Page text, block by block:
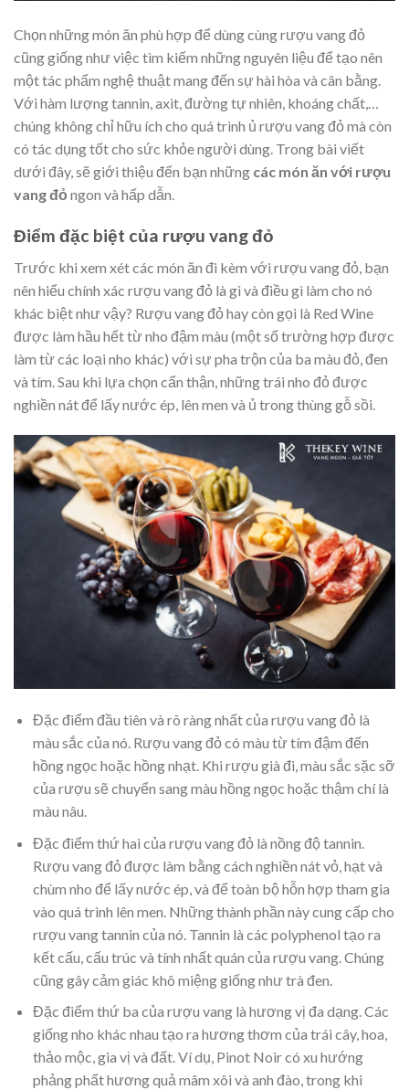
Chọn những món ăn phù hợp để dùng cùng rượu vang đỏ
cũng giống như việc tìm kiếm những nguyên liệu để tạo nên
một tác phẩm nghệ thuật mang đến sự hài hòa và cân bằng.
Với hàm lượng tannin, axit, đường tự nhiên, khoáng chất,…
chúng không chỉ hữu ích cho quá trình ủ rượu vang đỏ mà còn
có tác dụng tốt cho sức khỏe người dùng. Trong bài viết
dưới đây, sẽ giới thiệu đến bạn những các món ăn với rượu
vang đỏ ngon và hấp dẫn.
Điểm đặc biệt của rượu vang đỏ
Trước khi xem xét các món ăn đi kèm với rượu vang đỏ, bạn
nên hiểu chính xác rượu vang đỏ là gì và điều gì làm cho nó
khác biệt như vậy? Rượu vang đỏ hay còn gọi là Red Wine
được làm hầu hết từ nho đậm màu (một số trường hợp được
làm từ các loại nho khác) với sự pha trộn của ba màu đỏ, đen
và tím. Sau khi lựa chọn cẩn thận, những trái nho đỏ được
nghiền nát để lấy nước ép, lên men và ủ trong thùng gỗ sồi.
Đặc điểm đầu tiên và rõ ràng nhất của rượu vang đỏ là
màu sắc của nó. Rượu vang đỏ có màu từ tím đậm đến
hồng ngọc hoặc hồng nhạt. Khi rượu già đi, màu sắc sặc sỡ
của rượu sẽ chuyển sang màu hồng ngọc hoặc thậm chí là
màu nâu.
Đặc điểm thứ hai của rượu vang đỏ là nồng độ tannin.
Rượu vang đỏ được làm bằng cách nghiền nát vỏ, hạt và
chùm nho để lấy nước ép, và để toàn bộ hỗn hợp tham gia
vào quá trình lên men. Những thành phần này cung cấp cho
rượu vang tannin của nó. Tannin là các polyphenol tạo ra
kết cấu, cấu trúc và tính nhất quán của rượu vang. Chúng
cũng gây cảm giác khô miệng giống như trà đen.
Đặc điểm thứ ba của rượu vang là hương vị đa dạng. Các
giống nho khác nhau tạo ra hương thơm của trái cây, hoa,
thảo mộc, gia vị và đất. Ví dụ, Pinot Noir có xu hướng
phảng phất hương quả mâm xôi và anh đào, trong khi